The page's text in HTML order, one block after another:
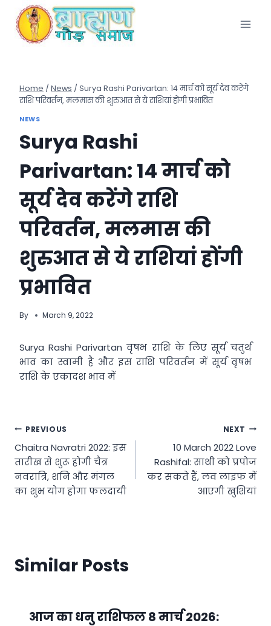
content
Home / News / Surya Rashi Parivartan: 14 मार्च को सूर्य देव करेंगे
राशि परिवर्तन, मलमास की शुरुआत से ये राशियां होंगी प्रभावित
NEWS
Surya Rashi
Parivartan: 14 मार्च को
सूर्य देव करेंगे राशि
परिवर्तन, मलमास की
शुरुआत से ये राशियां होंगी
प्रभावित
By March 9, 2022
Surya Rashi Parivartan वृषभ राशि के लिए सूर्य चतुर्थ
भाव का स्वामी है और इस राशि परिवर्तन में सूर्य वृषभ
राशि के एकादश भाव में
Post
navigation
PREVIOUS
Chaitra Navratri 2022: इस
तारीख से शुरू होगी चैत्र
नवरात्रि, शनि और मंगल
का शुभ योग होगा फलदायी
NEXT
10 March 2022 Love
Rashifal: साथी को प्रपोज
कर सकते हैं, लव लाइफ में
आएगी खुशियां
Similar Posts
आज का धनु राशिफल 8 मार्च 2026: